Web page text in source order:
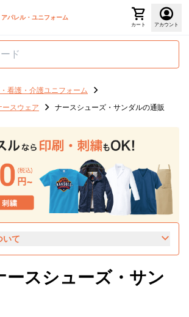
アパレル・ユニフォーム
カート アカウント
看護・介護ユニフォーム
ースウェア
ナースシューズ・サンダルの通販
いて
ースシューズ・サン